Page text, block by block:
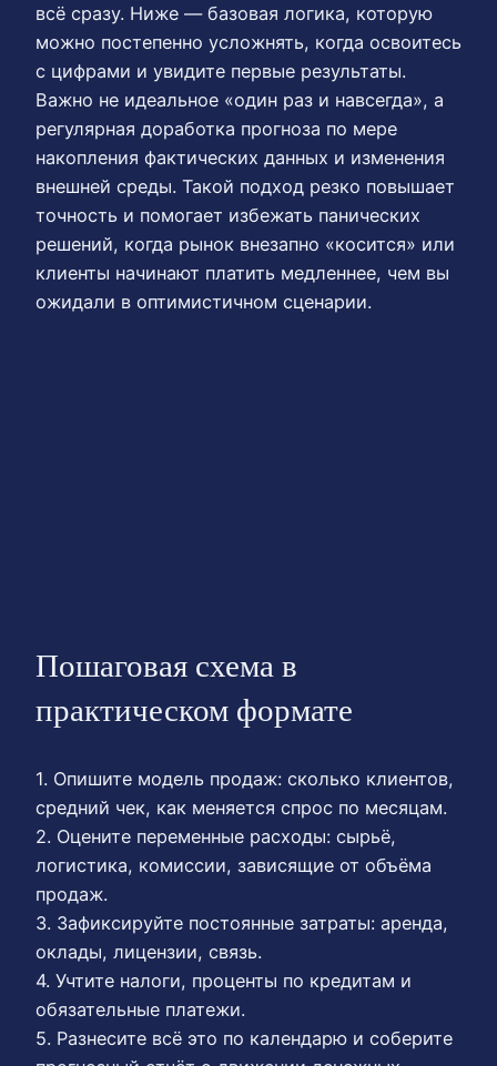
всё сразу. Ниже — базовая логика, которую
можно постепенно усложнять, когда освоитесь
с цифрами и увидите первые результаты.
Важно не идеальное «один раз и навсегда», а
регулярная доработка прогноза по мере
накопления фактических данных и изменения
внешней среды. Такой подход резко повышает
точность и помогает избежать панических
решений, когда рынок внезапно «косится» или
клиенты начинают платить медленнее, чем вы
ожидали в оптимистичном сценарии.
Пошаговая схема в
практическом формате
1. Опишите модель продаж: сколько клиентов,
средний чек, как меняется спрос по месяцам.
2. Оцените переменные расходы: сырьё,
логистика, комиссии, зависящие от объёма
продаж.
3. Зафиксируйте постоянные затраты: аренда,
оклады, лицензии, связь.
4. Учтите налоги, проценты по кредитам и
обязательные платежи.
5. Разнесите всё это по календарю и соберите